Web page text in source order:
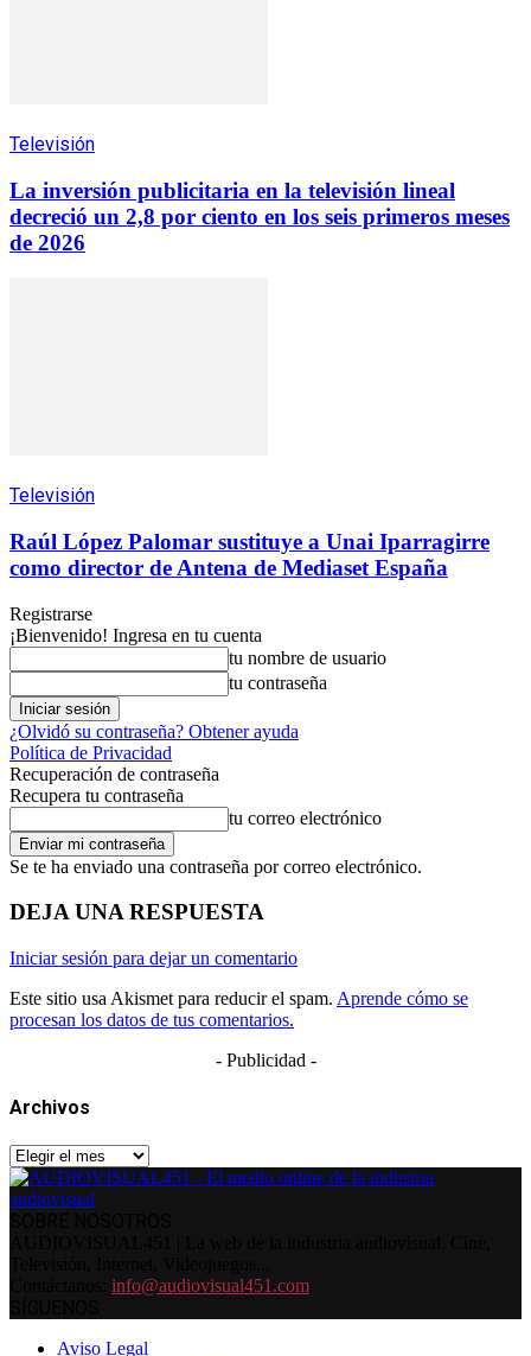
Televisión
La inversión publicitaria en la televisión lineal
decreció un 2,8 por ciento en los seis primeros meses
de 2026
Televisión
Raúl López Palomar sustituye a Unai Iparragirre
como director de Antena de Mediaset España
Registrarse
¡Bienvenido! Ingresa en tu cuenta
tu nombre de usuario
tu contraseña
¿Olvidó su contraseña? Obtener ayuda
Política de Privacidad
Recuperación de contraseña
Recupera tu contraseña
tu correo electrónico
Se te ha enviado una contraseña por correo electrónico.
DEJA UNA RESPUESTA
Iniciar sesión para dejar un comentario
Este sitio usa Akismet para reducir el spam. Aprende cómo se
procesan los datos de tus comentarios.
- Publicidad -
Archivos
Archivos
info@audiovisual451.com
Aviso Legal